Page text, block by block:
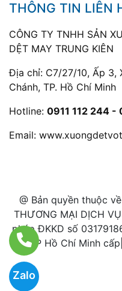
Zalo
THÔNG TIN LIÊN
CÔNG TY TNHH SẢN
DỆT MAY TRUNG KIÊN
Địa chỉ: C7/27/10, Ấp 3,
Chánh, TP. Hồ Chí Minh
Hotline: 0911 112 244 -
Email:
@ Bản quyền thuộc
THƯƠNG MẠI DỊCH
phép ĐKKD số
Tư TP Hồ Chí Minh cấp|